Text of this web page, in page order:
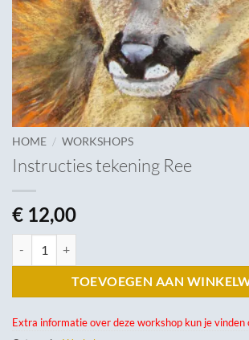
HOME / WORKSHOPS
Instructies tekening Ree
€ 12,00
TOEVOEGEN AAN
Extra informatie over deze workshop kun je vinden